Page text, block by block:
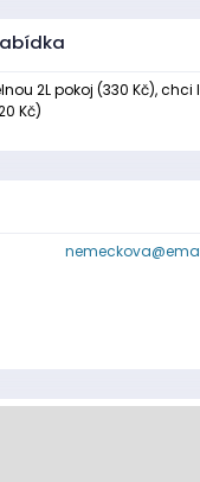
2L pokoj (330 Kč),
Kč)